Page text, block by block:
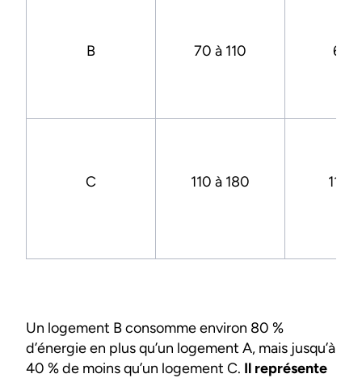
B 70 à 110 6 à
C 110 à 180 11 à
Un logement B consomme environ 80 %
d’énergie en plus qu’un logement A, mais jusqu’à
40 % de moins qu’un logement C. Il représente